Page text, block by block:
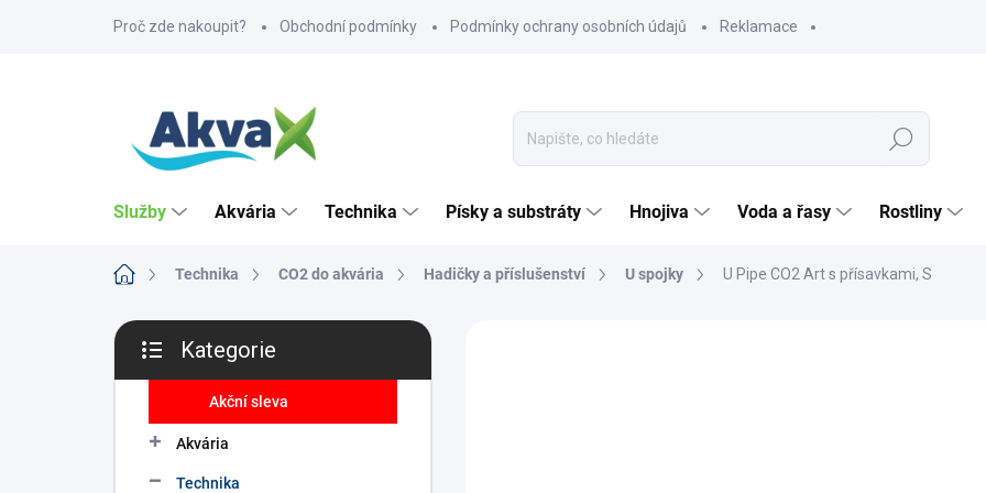
Proč zde nakoupit? Obchodní podmínky Podmínky ochrany osobních údajů Reklamace
Hledat
Služby Akvária Technika Písky a substráty Hnojiva Voda a řasy Rostliny
Domů Technika CO2 do akvária Hadičky a příslušenství U spojky U Pipe CO2 Art s přísavkami, S
P
s
kategorie
Kategorie
Akční sleva
Akvária
Technika